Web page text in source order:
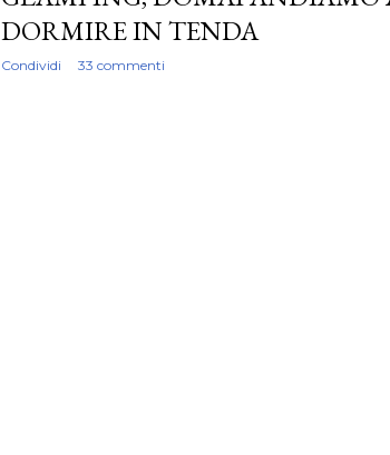
DORMIRE IN TENDA
Condividi 33 commenti